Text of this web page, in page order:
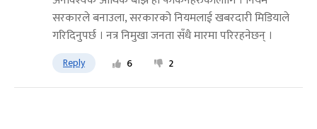
सरकारले बनाउला, सरकारको नियमलाई खबरदारी मिडियाले
गरिदिनुपर्छ । नत्र निमुखा जनता सँधै मारमा परिरहनेछन् ।
Reply 6 2